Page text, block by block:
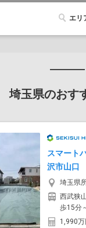
エリ
埼玉県のおす
スマート
沢市山口
埼玉県
西武狭
歩15分
1,990